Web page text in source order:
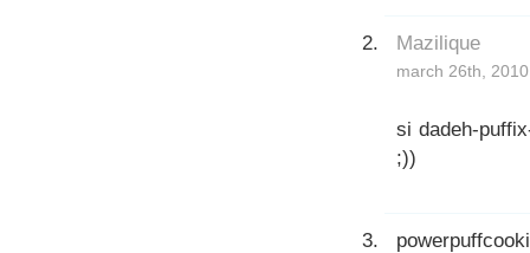
Mazilique
march 26th,
si dadeh-
;))